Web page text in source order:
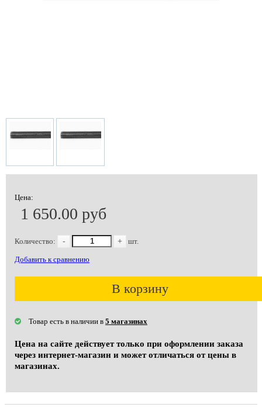
Цена:
1 650.00 руб
Количество: - + шт.
Добавить к сравнению
В корзину
Товар есть в наличии в 5 магазинах
Цена на сайте действует только при оформлении заказа
через интернет-магазин и может отличаться от цены в
магазинах.